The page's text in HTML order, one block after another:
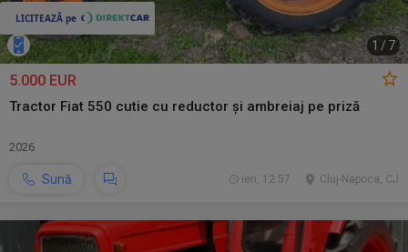
1 / 7
5.000 EUR
Tractor Fiat 550 cutie cu reductor și ambreiaj pe priză
2026
Sună Cluj-Napoca, CJ
ieri, 12:57